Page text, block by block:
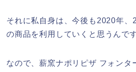
それに私自身は、今後も2020年
の商品を利用していくと思うんで
なので、薪窯ナポリピザ フォン